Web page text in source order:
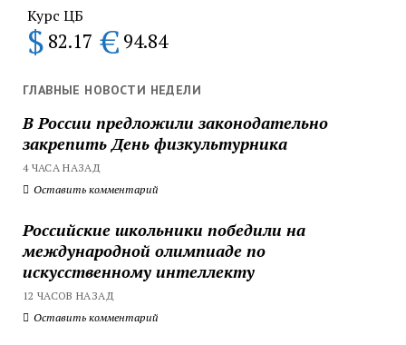
Курс ЦБ
$ 82.17 € 94.84
ГЛАВНЫЕ НОВОСТИ НЕДЕЛИ
В России предложили законодательно
закрепить День физкультурника
4 ЧАСА НАЗАД
Оставить комментарий
Российские школьники победили на
международной олимпиаде по
искусственному интеллекту
12 ЧАСОВ НАЗАД
Оставить комментарий